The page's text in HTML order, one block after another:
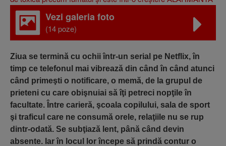
Vezi galeria foto
(14 poze)
Ziua se termină cu ochii într-un serial pe Netflix, în
timp ce telefonul mai vibrează din când în când atunci
când primeşti o notificare, o memă, de la grupul de
prieteni cu care obişnuiai să îţi petreci nopţile în
facultate. Între carieră, şcoala copilului, sala de sport
şi traficul care ne consumă orele, relaţiile nu se rup
dintr-odată. Se subţiază lent, până când devin
absente. Iar în locul lor începe să prindă contur o